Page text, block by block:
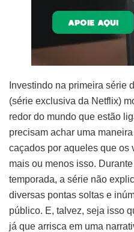
Investindo na primeira série
(série exclusiva da Netflix)
redor do mundo que estão
precisam achar uma
caçados por aqueles que os
mais ou menos isso.
temporada, a série não
diversas pontas soltas e
público. E, talvez, seja isso
já que arrisca em uma